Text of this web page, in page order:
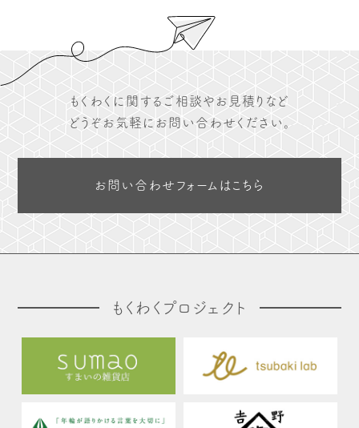
もくわくに関するご相談やお見積りなど
どうぞお気軽にお問い合わせください。
お問い合わせフォームはこちら
もくわくプロジェクト